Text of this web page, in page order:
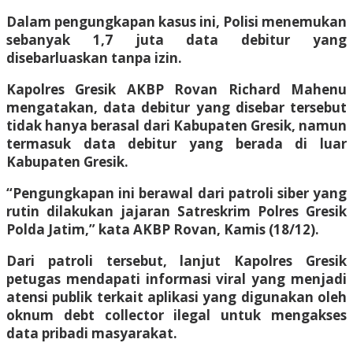
Dalam pengungkapan kasus ini, Polisi menemukan
sebanyak 1,7 juta data debitur yang
disebarluaskan tanpa izin.
Kapolres Gresik AKBP Rovan Richard Mahenu
mengatakan, data debitur yang disebar tersebut
tidak hanya berasal dari Kabupaten Gresik, namun
termasuk data debitur yang berada di luar
Kabupaten Gresik.
“Pengungkapan ini berawal dari patroli siber yang
rutin dilakukan jajaran Satreskrim Polres Gresik
Polda Jatim,” kata AKBP Rovan, Kamis (18/12).
Dari patroli tersebut, lanjut Kapolres Gresik
petugas mendapati informasi viral yang menjadi
atensi publik terkait aplikasi yang digunakan oleh
oknum debt collector ilegal untuk mengakses
data pribadi masyarakat.